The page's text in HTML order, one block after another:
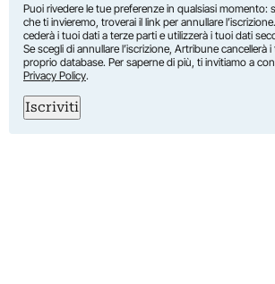
Puoi rivedere le tue preferenze in qualsiasi momento:
che ti invieremo, troverai il link per annullare
cederà i tuoi dati a terze parti e utilizzerà i tuoi dati
Se scegli di annullare l’iscrizione, Artribune cancellerà
proprio database. Per saperne di più, ti invitiamo a
Privacy Policy.
Iscriviti